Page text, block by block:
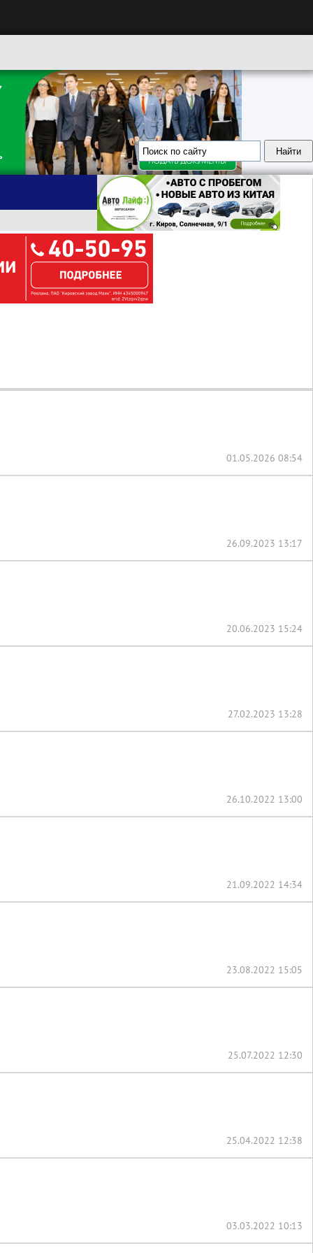
01.05.2026 08:54
26.09.2023 13:17
20.06.2023 15:24
27.02.2023 13:28
26.10.2022 13:00
21.09.2022 14:34
23.08.2022 15:05
25.07.2022 12:30
25.04.2022 12:38
03.03.2022 10:13